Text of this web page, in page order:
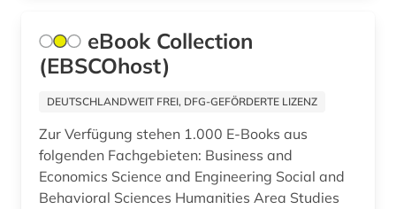
abkommen (1)
abkürzung (19)
abkürzungen (2)
abkürzungsverzeichnis (1)
abolitionismus (1)
Hessen (58)
Israel (75)
Italien (155)
eBook Collection
(EBSCOhost)
DEUTSCHLANDWEIT FREI, DFG-GEFÖRDERTE LIZENZ
Zur Verfügung stehen 1.000 E-Books aus
folgenden Fachgebieten: Business and
Economics Science and Engineering Social and
Behavioral Sciences Humanities Area Studies